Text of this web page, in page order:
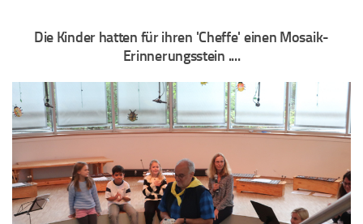
Die Kinder hatten für ihren 'Cheffe' einen Mosaik-
Erinnerungsstein ....